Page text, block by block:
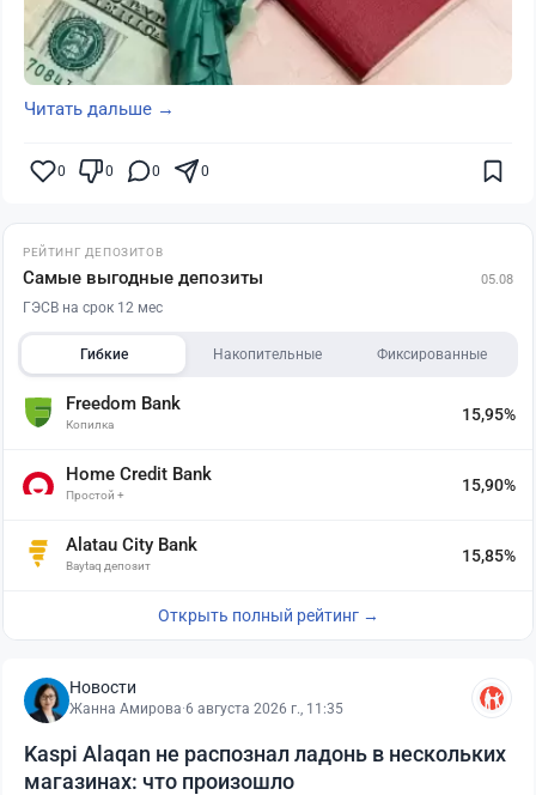
Читать дальше →
0 0 0 0
РЕЙТИНГ ДЕПОЗИТОВ
Самые выгодные депозиты 05.08
ГЭСВ на срок 12 мес
Гибкие Накопительные Фиксированные
Freedom Bank
Копилка
15,95%
Home Credit Bank
Простой +
15,90%
Alatau City Bank
Baytaq депозит
15,85%
Открыть полный рейтинг →
Новости
Жанна Амирова·6 августа 2026 г., 11:35
Kaspi Alaqan не распознал ладонь в нескольких
магазинах: что произошло